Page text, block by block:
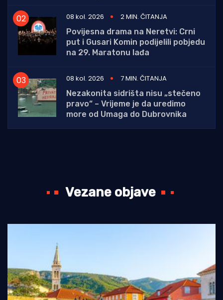
08 kol. 2026
2 MIN. ČITANJA
Povijesna drama na Neretvi: Crni
put i Gusari Komin podijelili pobjedu
na 29. Maratonu lađa
08 kol. 2026
7 MIN. ČITANJA
Nezakonita sidrišta nisu „stečeno
pravo“ – Vrijeme je da uredimo
more od Umaga do Dubrovnika
Vezane objave